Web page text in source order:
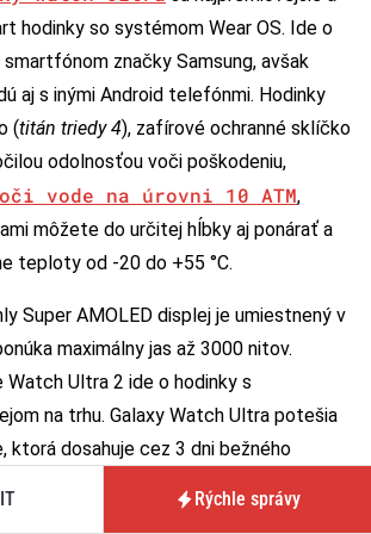
hodinky so systémom Wear OS. Ide o
značky Samsung, avšak
aj s inými Android telefónmi. Hodinky
(titán triedy 4), zafírové ochranné sklíčko
odolnosťou voči poškodeniu,
vode na úrovni 10 ATM,
môžete do určitej hĺbky aj ponárať a
teploty od -20 do +55 °C.
Super AMOLED displej je umiestnený v
maximálny jas až 3000 nitov.
Ultra 2 ide o hodinky s
na trhu. Galaxy Watch Ultra potešia
ktorá dosahuje cez 3 dni bežného
Rýchle správy